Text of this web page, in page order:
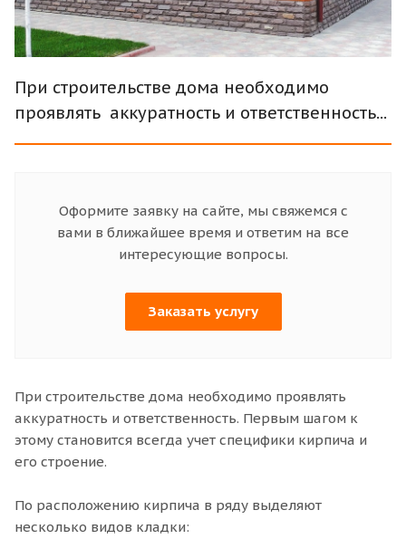
При строительстве дома необходимо
проявлять аккуратность и ответственность...
Оформите заявку на сайте, мы свяжемся с
вами в ближайшее время и ответим на все
интересующие вопросы.
Заказать услугу
При строительстве дома необходимо проявлять
аккуратность и ответственность. Первым шагом к
этому становится всегда учет специфики кирпича и
его строение.
По расположению кирпича в ряду выделяют
несколько видов кладки: